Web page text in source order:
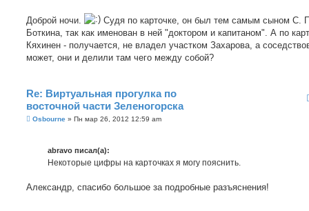
Доброй ночи.
Судя по карточке, он был тем самым сыном С.
Боткина, так как именован в ней "доктором и капитаном". А по
Кяхинен - получается, не владел участком Захарова, а
может, они и делили там чего между собой?
Re: Виртуальная прогулка по
восточной части Зеленогорска
С
е
Osbourne » Пн мар 26, 2012 12:59 am
abravo писал(а):
Некоторые цифры на карточках я могу пояснить.
Александр, спасибо большое за подробные разъяснения!